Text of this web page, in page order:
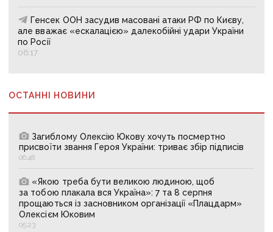
Генсек ООН засудив масовані атаки РФ по Києву,
але вважає «ескалацією» далекобійні удари України
по Росії
06:17
ОСТАННІ НОВИНИ
Загиблому Олексію Юкову хочуть посмертно
присвоїти звання Героя України: триває збір підписів
06:48
«Якою треба бути великою людиною, щоб
за тобою плакала вся Україна»: 7 та 8 серпня
прощаються із засновником організації «Плацдарм»
Олексієм Юковим
05:23